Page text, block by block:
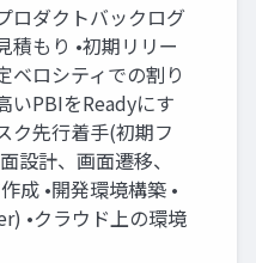
ロダクトバックログ
積もり •初期リリー
ベロシティでの割り
いPBIをReadyにす
ク先行着手(初期フ
設計、画面遷移、
成 •開発環境構築 •
•クラウド上の環境